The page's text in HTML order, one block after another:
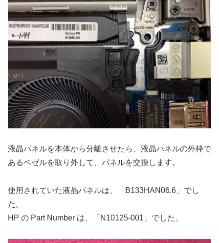
液晶パネルを本体から分離させたら、液晶パネルの外枠で
あるベゼルを取り外して、パネルを交換します。
使用されていた液晶パネルは、「B133HAN06.6」でし
た。
HP の Part Number は、「N10125-001」でした。